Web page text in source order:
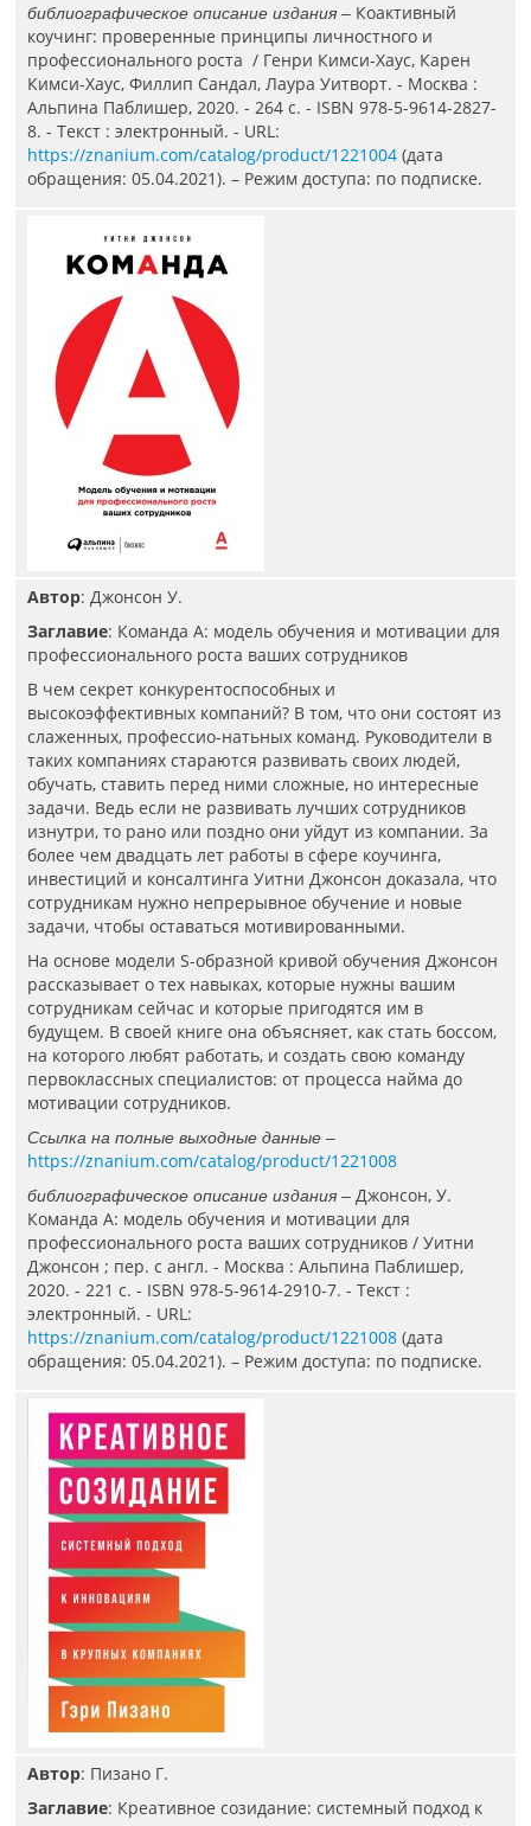
библиографическое описание издания – Коактивный
коучинг: проверенные принципы личностного и
профессионального роста / Генри Кимси-Хаус, Карен
Кимси-Хаус, Филлип Сандал, Лаура Уитворт. - Москва :
Альпина Паблишер, 2020. - 264 с. - ISBN 978-5-9614-2827-
8. - Текст : электронный. - URL:
https://znanium.com/catalog/product/1221004 (дата
обращения: 05.04.2021). – Режим доступа: по подписке.
Автор: Джонсон У.
Заглавие: Команда А: модель обучения и мотивации для
профессионального роста ваших сотрудников
В чем секрет конкурентоспособных и
высокоэффективных компаний? В том, что они состоят из
слаженных, профессио-натьных команд. Руководители в
таких компаниях стараются развивать своих людей,
обучать, ставить перед ними сложные, но интересные
задачи. Ведь если не развивать лучших сотрудников
изнутри, то рано или поздно они уйдут из компании. За
более чем двадцать лет работы в сфере коучинга,
инвестиций и консалтинга Уитни Джонсон доказала, что
сотрудникам нужно непрерывное обучение и новые
задачи, чтобы оставаться мотивированными.
На основе модели S-образной кривой обучения Джонсон
рассказывает о тех навыках, которые нужны вашим
сотрудникам сейчас и которые пригодятся им в
будущем. В своей книге она объясняет, как стать боссом,
на которого любят работать, и создать свою команду
первоклассных специалистов: от процесса найма до
мотивации сотрудников.
Ссылка на полные выходные данные –
https://znanium.com/catalog/product/1221008
библиографическое описание издания – Джонсон, У.
Команда А: модель обучения и мотивации для
профессионального роста ваших сотрудников / Уитни
Джонсон ; пер. с англ. - Москва : Альпина Паблишер,
2020. - 221 с. - ISBN 978-5-9614-2910-7. - Текст :
электронный. - URL:
https://znanium.com/catalog/product/1221008 (дата
обращения: 05.04.2021). – Режим доступа: по подписке.
Автор: Пизано Г.
Заглавие: Креативное созидание: системный подход к